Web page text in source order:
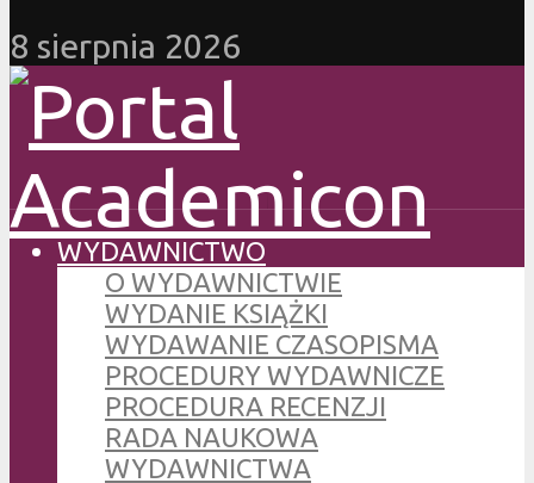
8 sierpnia 2026
WYDAWNICTWO
O WYDAWNICTWIE
WYDANIE KSIĄŻKI
WYDAWANIE CZASOPISMA
PROCEDURY WYDAWNICZE
PROCEDURA RECENZJI
RADA NAUKOWA
WYDAWNICTWA